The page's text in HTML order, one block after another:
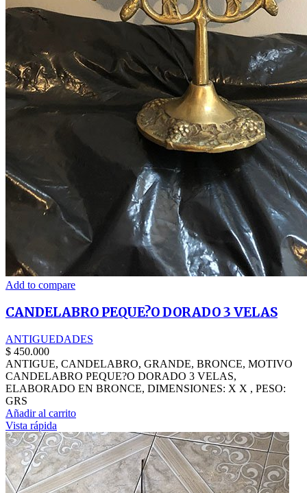
Add to compare
CANDELABRO PEQUE?O DORADO 3 VELAS
ANTIGUEDADES
$ 450.000
ANTIGUE, CANDELABRO, GRANDE, BRONCE, MOTIVO
CANDELABRO PEQUE?O DORADO 3 VELAS,
ELABORADO EN BRONCE, DIMENSIONES: X X , PESO:
GRS
Añadir al carrito
Vista rápida